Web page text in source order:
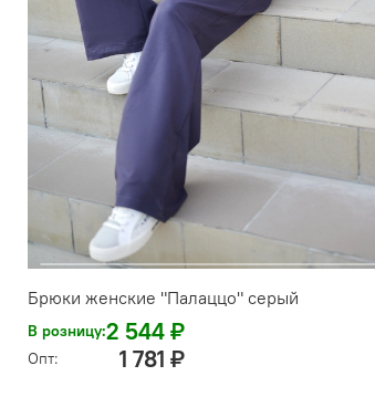
Брюки женские "Палаццо" серый
В розницу:2 544 ₽
Опт: 1 781 ₽